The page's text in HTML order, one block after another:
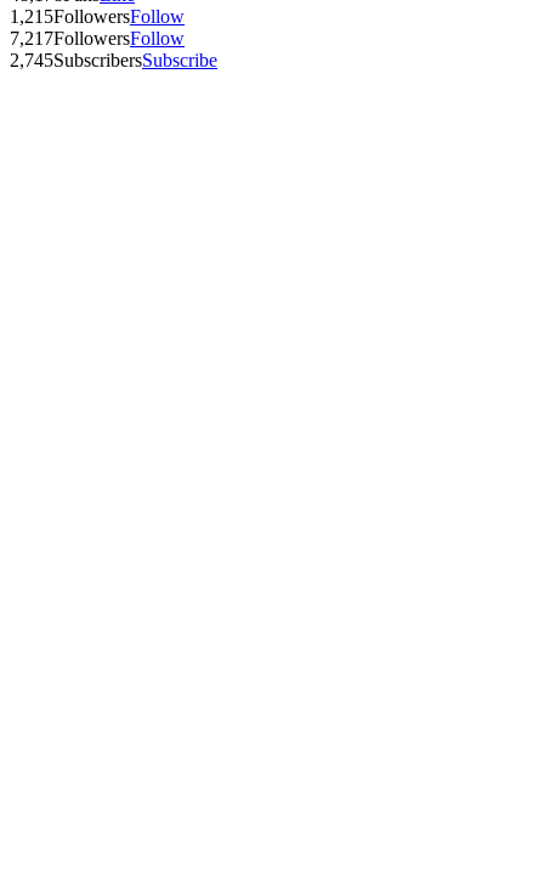
1,215FollowersFollow
7,217FollowersFollow
2,745SubscribersSubscribe